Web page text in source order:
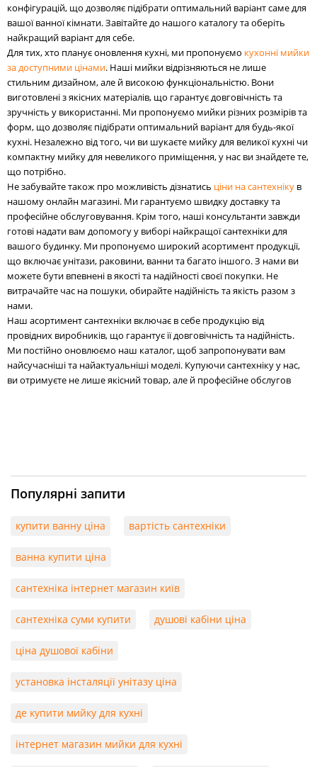
конфігурацій, що дозволяє підібрати оптимальний варіант саме для
вашої ванної кімнати. Завітайте до нашого каталогу та оберіть
найкращий варіант для себе.
Для тих, хто планує оновлення кухні, ми пропонуємо кухонні мийки
за доступними цінами. Наші мийки відрізняються не лише
стильним дизайном, але й високою функціональністю. Вони
виготовлені з якісних матеріалів, що гарантує довговічність та
зручність у використанні. Ми пропонуємо мийки різних розмірів та
форм, що дозволяє підібрати оптимальний варіант для будь-якої
кухні. Незалежно від того, чи ви шукаєте мийку для великої кухні чи
компактну мийку для невеликого приміщення, у нас ви знайдете те,
що потрібно.
Не забувайте також про можливість дізнатись ціни на сантехніку в
нашому онлайн магазині. Ми гарантуємо швидку доставку та
професійне обслуговування. Крім того, наші консультанти завжди
готові надати вам допомогу у виборі найкращої сантехніки для
вашого будинку. Ми пропонуємо широкий асортимент продукції,
що включає унітази, раковини, ванни та багато іншого. З нами ви
можете бути впевнені в якості та надійності своєї покупки. Не
витрачайте час на пошуки, обирайте надійність та якість разом з
нами.
Наш асортимент сантехніки включає в себе продукцію від
провідних виробників, що гарантує її довговічність та надійність.
Ми постійно оновлюємо наш каталог, щоб запропонувати вам
найсучасніші та найактуальніші моделі. Купуючи сантехніку у нас,
ви отримуєте не лише якісний товар, але й професійне обслугов
Популярні запити
купити ванну ціна вартість сантехніки
ванна купити ціна
сантехніка інтернет магазин київ
сантехніка суми купити душові кабіни ціна
ціна душової кабіни
установка інсталяції унітазу ціна
де купити мийку для кухні
інтернет магазин мийки для кухні